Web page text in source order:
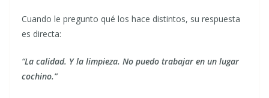
Cuando le pregunto qué los hace distintos, su respuesta
es directa:
“La calidad. Y la limpieza. No puedo trabajar en un lugar
cochino.”